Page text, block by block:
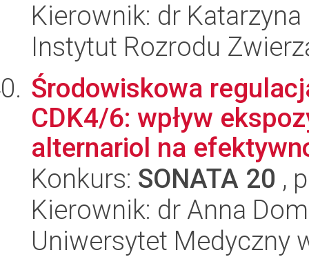
Kierownik: dr
Instytut Rozrodu
Środowiskowa
CDK4/6: wpływ
alternariol na
Konkurs: SONATA 20 ,
Kierownik: dr Anna
Uniwersytet Medyczny